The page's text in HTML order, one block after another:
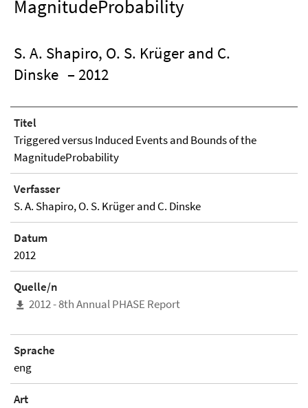
MagnitudeProbability
S. A. Shapiro, O. S. Krüger and C.
Dinske – 2012
Titel
Triggered versus Induced Events and Bounds of the
MagnitudeProbability
Verfasser
S. A. Shapiro, O. S. Krüger and C. Dinske
Datum
2012
Quelle/n
2012 - 8th Annual PHASE Report
Sprache
eng
Art